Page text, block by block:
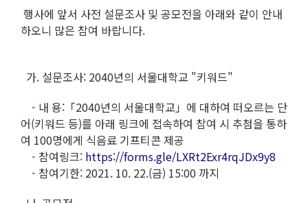
행사에 앞서 사전 설문조사 및 공모전을 아래와 같이 안내
하오니 많은 참여 바랍니다.
가. 설문조사: 2040년의 서울대학교 "키워드"
- 내 용:「2040년의 서울대학교」에 대하여 떠오르는 단
어(키워드 등)를 아래 링크에 접속하여 참여 시 추첨을 통하
여 100명에게 식음료 기프티콘 제공
- 참여링크: https://forms.gle/LXRt2Exr4rqJDx9y8
- 참여기한: 2021. 10. 22.(금) 15:00 까지